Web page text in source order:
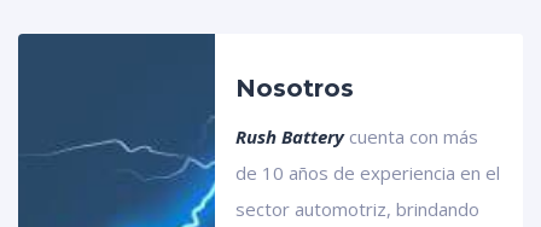
Nosotros
Rush Batterycuenta con más
de 10 años de experiencia en el
sector automotriz, brindando